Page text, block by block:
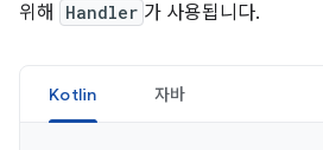
위해
Handler 가 사용됩니다.
Kotlin 자바